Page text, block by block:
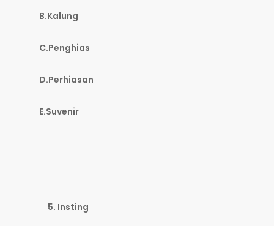
B.Kalung
C.Penghias
D.Perhiasan
E.Suvenir
Insting